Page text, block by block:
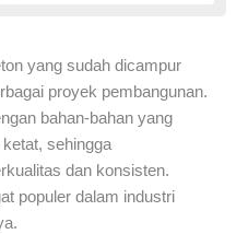
yang sudah dicampur
proyek pembangunan.
bahan-bahan yang
sehingga
dan konsisten.
populer dalam industri